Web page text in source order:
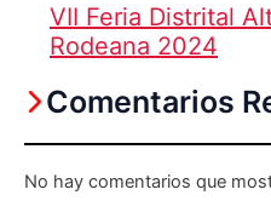
VII Feria Distrital
Rodeana 2024
Comentarios
No hay comentarios que